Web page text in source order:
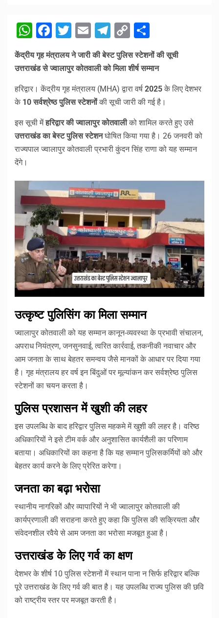
WhatsApp
Facebook
Twitter
EmailTelegram
Copy
Link
केंद्रीय गृह मंत्रालय ने जारी की बेस्ट पुलिस स्टेशनों की सूची
उत्तराखंड से ज्वालापुर कोतवाली को मिला शीर्ष सम्मान
हरिद्वार। केंद्रीय गृह मंत्रालय (MHA) द्वारा वर्ष 2025 के लिए देशभर
के 10 सर्वश्रेष्ठ पुलिस स्टेशनोंकी सूची जारी की गई है।
इस सूची मेंहरिद्वार की ज्वालापुर कोतवालीको शामिल करते हुए उसे
उत्तराखंड का बेस्ट पुलिस स्टेशनघोषित किया गया है। 26 जनवरी को
राज्यपाल ज्वालापुर कोतवाली प्रभारी कुंदन सिंह राणा को यह सम्मान
देंगे।
उत्कृष्ट पुलिसिंग का मिला सम्मान
ज्वालापुर कोतवाली को यह सम्मान कानून-व्यवस्था के प्रभावी संचालन,
अपराध नियंत्रण, जनसुनवाई, त्वरित कार्रवाई, तकनीकी नवाचार और
आम जनता के साथ बेहतर समन्वय जैसे मानकों के आधार पर दिया गया
है। गृह मंत्रालय हर वर्ष इन बिंदुओं पर मूल्यांकन कर सर्वश्रेष्ठ पुलिस
स्टेशनों का चयन करता है।
पुलिस प्रशासन में खुशी की लहर
इस उपलब्धि के बाद हरिद्वार पुलिस महकमे में खुशी की लहर है। वरिष्ठ
अधिकारियों ने इसे टीम वर्क और अनुशासित कार्यशैली का परिणाम
बताया। अधिकारियों का कहना है कि यह सम्मान पुलिसकर्मियों को और
बेहतर कार्य करने के लिए प्रेरित करेगा।
जनता का बढ़ा भरोसा
स्थानीय नागरिकों और व्यापारियों ने भी ज्वालापुर कोतवाली की
कार्यप्रणाली की सराहना करते हुए कहा कि पुलिस की सक्रियता और
संवेदनशील रवैये से आम जनता का भरोसा मजबूत हुआ है।
उत्तराखंड के लिए गर्व का क्षण
देशभर के शीर्ष 10 पुलिस स्टेशनों में स्थान पाना न सिर्फ हरिद्वार बल्कि
पूरे उत्तराखंड के लिए गर्व की बात है। यह उपलब्धि राज्य पुलिस की छवि
को राष्ट्रीय स्तर पर मजबूत करती है।